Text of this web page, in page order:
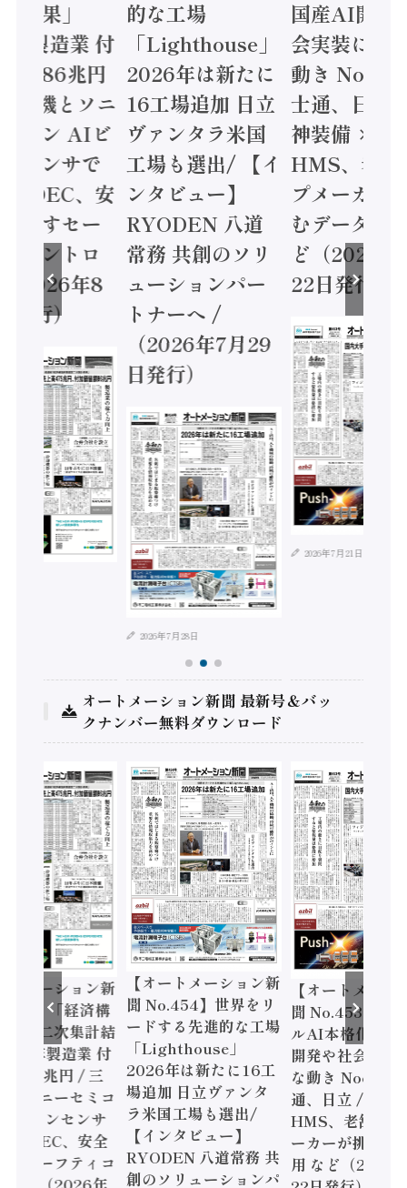
結果」
年製造業 付
額86兆円
電機とソニ
コン AIビ
センサで
/ IDEC、安
かすセー
コントロ
2026年8
発行）
的な工場
「Lighthouse」
2026年は新たに
16工場追加 日立
ヴァンタラ米国
工場も選出/ 【イ
ンタビュー】
RYODEN 八道
常務 共創のソリ
ューションパー
トナーへ /
（2026年7月29
日発行）
2026年7月28日
国産AI開発
会実装に活
動き
士通、日立
神装備 ×
HMS、老舗
プメーカー
むデータ活
ど（2026年
22日発行）
2026年7月21日
オートメーション新聞 最新号＆バッ
クナンバー無料ダウンロード
トメーション新
】「経済構
調査二次集計結
年製造業 付
額86兆円 / 三
とソニーセミコ
ジョンセンサ
/ IDEC、安全
すセーフティコ
【オートメーション新
聞 No.454】世界をリ
ードする先進的な工場
「Lighthouse」
2026年は新たに16工
場追加 日立ヴァンタ
ラ米国工場も選出/
【インタビュー】
RYODEN 八道常務 共
創のソリューションパ
【オートメーシ
聞 No.453】フ
ルAI本格化へ
開発や社会実装
な動き Noetra
通、日立 / 兵神
HMS、老舗ポ
ーカーが挑むデ
用 など（2026